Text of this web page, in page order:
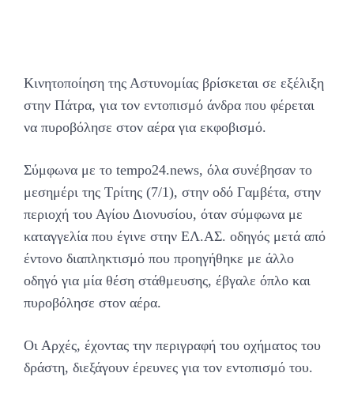
Κινητοποίηση της Αστυνομίας βρίσκεται σε εξέλιξη
στην Πάτρα, για τον εντοπισμό άνδρα που φέρεται
να πυροβόλησε στον αέρα για εκφοβισμό.
Σύμφωνα με το tempo24.news, όλα συνέβησαν το
μεσημέρι της Τρίτης (7/1), στην οδό Γαμβέτα, στην
περιοχή του Αγίου Διονυσίου, όταν σύμφωνα με
καταγγελία που έγινε στην ΕΛ.ΑΣ. οδηγός μετά από
έντονο διαπληκτισμό που προηγήθηκε με άλλο
οδηγό για μία θέση στάθμευσης, έβγαλε όπλο και
πυροβόλησε στον αέρα.
Οι Αρχές, έχοντας την περιγραφή του οχήματος του
δράστη, διεξάγουν έρευνες για τον εντοπισμό του.